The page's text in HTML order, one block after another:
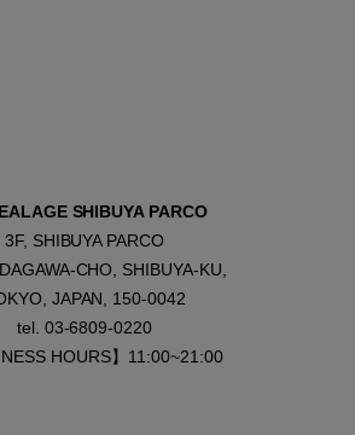
SHIBUYA PARCO
3F, SHIBUYA PARCO
CHO, SHIBUYA-KU,
JAPAN, 150-0042
tel. 03-6809-0220
HOURS】11:00~21:00